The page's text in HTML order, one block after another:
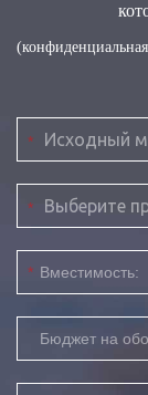
*
*
* Вместимость:
Бюджет на